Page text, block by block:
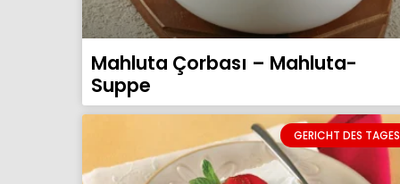
Mahluta Çorbası – Mahluta-
Suppe
GERICHT DES TAGES